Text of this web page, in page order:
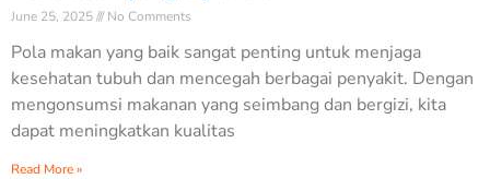
June 25, 2025 No Comments
Pola makan yang baik sangat penting untuk menjaga
kesehatan tubuh dan mencegah berbagai penyakit. Dengan
mengonsumsi makanan yang seimbang dan bergizi, kita
dapat meningkatkan kualitas
Read More »